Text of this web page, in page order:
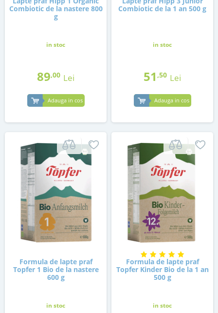
Combiotic de la nastere 800
g
in stoc
89,00 Lei
Adauga in cos
Combiotic de la 1 an 500 g
in stoc
51 ,50 Lei
Adauga in cos
Formula de lapte praf
Topfer 1 Bio de la nastere
600 g
in stoc
Formula de lapte praf
Topfer Kinder Bio de la 1 an
500 g
in stoc